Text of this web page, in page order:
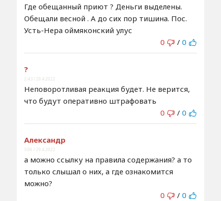
Где обещанный приют ? Деньги выделены.
Обещали весной . А до сих пор тишина. Пос.
Усть-Нера оймяконский улус
0
/ 0
?
2:43 / 29.4.2022
Неповоротливая реакция будет. Не верится,
что будут оперативно штрафовать
0
/ 0
Александр
5:06 / 29.4.2022
а можно ссылку на правила содержания? а то
только слышал о них, а где ознакомится
можно?
0
/ 0